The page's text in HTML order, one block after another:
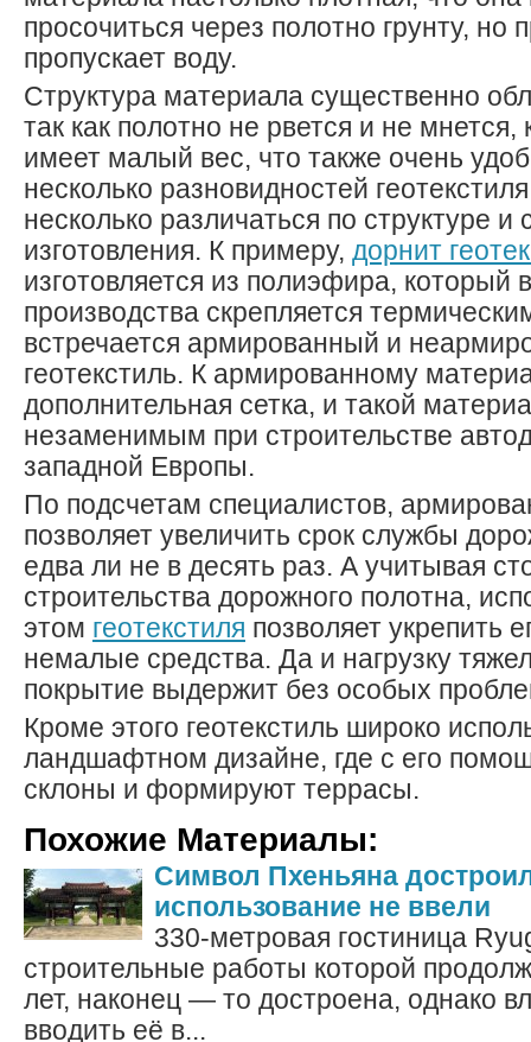
просочиться через полотно грунту, но
пропускает воду.
Структура материала существенно
так как полотно не рвется и не
имеет малый вес, что также очень
несколько разновидностей
несколько различаться по структуре и
изготовления. К примеру, дорнит
изготовляется из полиэфира, который
производства скрепляется
встречается армированный и
геотекстиль. К армированному
дополнительная сетка, и такой
незаменимым при строительстве
западной Европы.
По подсчетам специалистов,
позволяет увеличить срок службы
едва ли не в десять раз. А учитывая
строительства дорожного полотна,
этом геотекстиля позволяет укрепить
немалые средства. Да и нагрузку
покрытие выдержит без особых
Кроме этого геотекстиль широко
ландшафтном дизайне, где с его
склоны и формируют террасы.
Похожие Материалы:
Символ Пхеньяна
использование не ввели
330-метровая гостиница
строительные работы которой
лет, наконец — то достроена, однако
вводить её в...